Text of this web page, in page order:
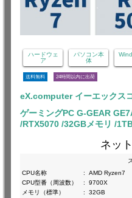
ハードウェ
ア
パソコン本
体
送料無料 24時間以内に出荷
eX.computer イーエックス
ゲーミングPC G-GEAR
/RTX5070 /32GBメモリ /
ネッ
CPU名称
:
AMD Ryzen7
CPU型番（周波数）
:
9700X
メモリ（標準）
:
32GB